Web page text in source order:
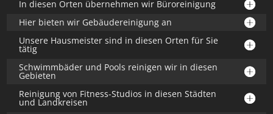
In diesen Orten übernehmen wir Büroreinigung
Hier bieten wir Gebäudereinigung an
Unsere Hausmeister sind in diesen Orten für Sie
tätig
Schwimmbäder und Pools reinigen wir in diesen
Gebieten
Reinigung von Fitness-Studios in diesen Städten
und Landkreisen